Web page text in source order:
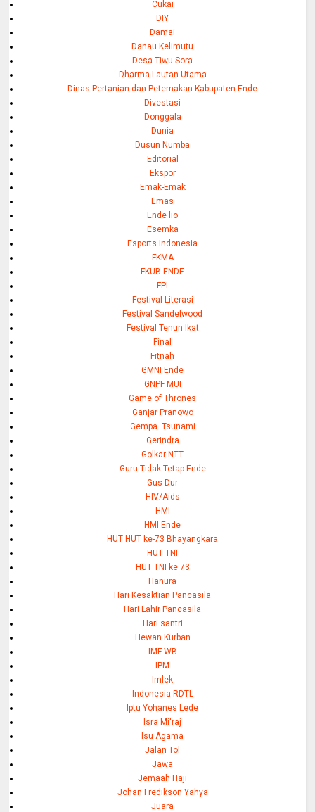
Cukai
DIY
Damai
Danau Kelimutu
Desa Tiwu Sora
Dharma Lautan Utama
Dinas Pertanian dan Peternakan Kabupaten Ende
Divestasi
Donggala
Dunia
Dusun Numba
Editorial
Ekspor
Emak-Emak
Emas
Ende lio
Esemka
Esports Indonesia
FKMA
FKUB ENDE
FPI
Festival Literasi
Festival Sandelwood
Festival Tenun Ikat
Final
Fitnah
GMNI Ende
GNPF MUI
Game of Thrones
Ganjar Pranowo
Gempa. Tsunami
Gerindra
Golkar NTT
Guru Tidak Tetap Ende
Gus Dur
HIV/Aids
HMI
HMI Ende
HUT HUT ke-73 Bhayangkara
HUT TNI
HUT TNI ke 73
Hanura
Hari Kesaktian Pancasila
Hari Lahir Pancasila
Hari santri
Hewan Kurban
IMF-WB
IPM
Imlek
Indonesia-RDTL
Iptu Yohanes Lede
Isra Mi'raj
Isu Agama
Jalan Tol
Jawa
Jemaah Haji
Johan Fredikson Yahya
Juara